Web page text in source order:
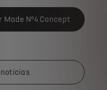
Nº4 Concept